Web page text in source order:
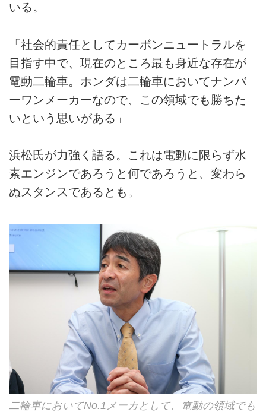
いる。
「社会的責任としてカーボンニュートラルを
目指す中で、現在のところ最も身近な存在が
電動二輪車。ホンダは二輪車においてナンバ
ーワンメーカーなので、この領域でも勝ちた
いという思いがある」
浜松氏が力強く語る。これは電動に限らず水
素エンジンであろうと何であろうと、変わら
ぬスタンスであるとも。
二輪車においてNo.1メーカとして、電動の領域でも